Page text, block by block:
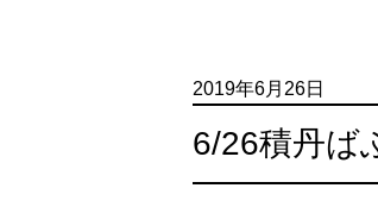
2019年6月26日
6/26積丹ば